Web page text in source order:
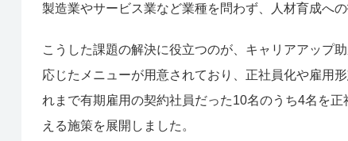
製造業やサービス業など業種を問わず、人材育成へ
こうした課題の解決に役立つのが、キャリアアップ
応じたメニューが用意されており、正社員化や雇用
れまで有期雇用の契約社員だった10名のうち4名を
える施策を展開しました。